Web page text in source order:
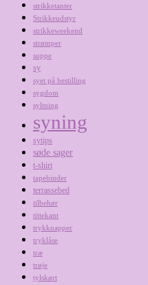
strikketanter
Strikkeudstyr
strikkeweekend
strømper
suppe
sy
syet på bestilling
sygdom
syltning
syning
sytips
søde sager
t-shirt
tapebinder
terrassebed
tilbehør
tittekant
trykknapper
tryklåse
træ
trøje
tylskørt